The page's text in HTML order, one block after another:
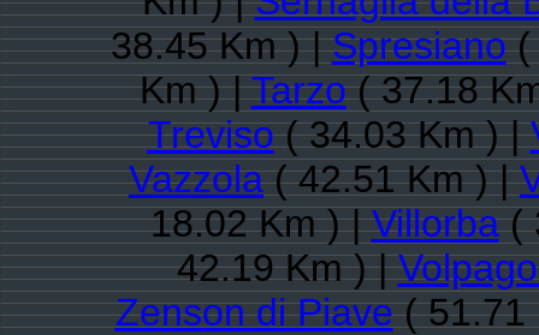
38.45 Km ) |Spresiano(
Km ) |Tarzo( 37.18
Treviso( 34.03 Km ) |
Vazzola( 42.51 Km ) |
18.02 Km ) |Villorba(
42.19 Km ) |
Zenson di Piave( 51.71